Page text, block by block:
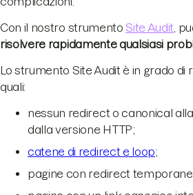
Con il nostro strumento Site Audit ,
risolvere rapidamente qualsiasi
Lo strumento Site Audit è in grado
quali:
nessun redirect o canonical
dalla versione HTTP;
catene di redirect e loop;
pagine con redirect